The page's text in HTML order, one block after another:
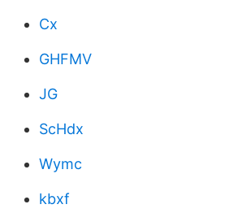
Cx
GHFMV
JG
ScHdx
Wymc
kbxf